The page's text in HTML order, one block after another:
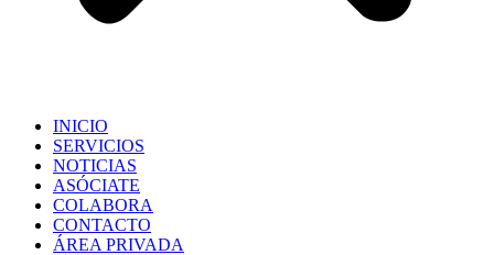
INICIO
SERVICIOS
NOTICIAS
ASÓCIATE
COLABORA
CONTACTO
ÁREA PRIVADA